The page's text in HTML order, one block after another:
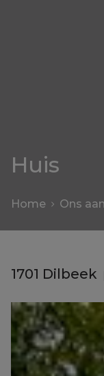
Huis
Home Ons
1701 Dilbeek